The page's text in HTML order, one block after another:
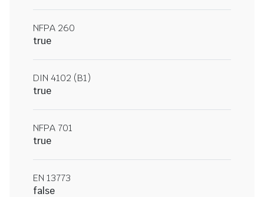
NFPA 260
true
DIN 4102 (B1)
true
NFPA 701
true
EN 13773
false